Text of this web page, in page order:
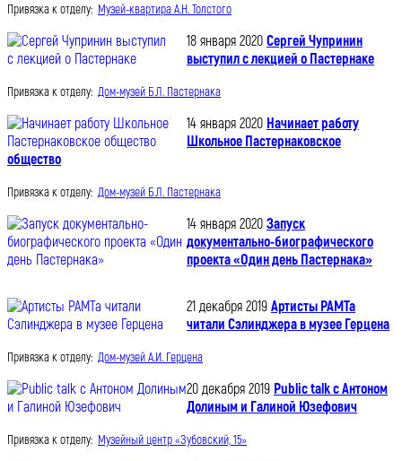
Привязка к отделу: Музей-квартира А.Н. Толстого
18 января 2020 Сергей Чупринин
выступил с лекцией о Пастернаке
Привязка к отделу: Дом-музей Б.Л. Пастернака
14 января 2020 Начинает работу
Школьное Пастернаковское
общество
Привязка к отделу: Дом-музей Б.Л. Пастернака
14 января 2020 Запуск
документально-биографического
проекта «Один день Пастернака»
21 декабря 2019 Артисты РАМТа
читали Сэлинджера в музее Герцена
Привязка к отделу: Дом-музей А.И. Герцена
20 декабря 2019 Public talk с Антоном
Долиным и Галиной Юзефович
Привязка к отделу: Музейный центр «Зубовский, 15»